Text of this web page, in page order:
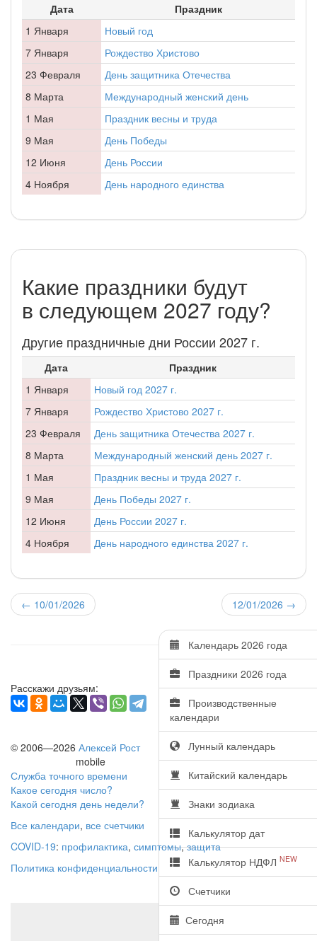
Дата
Праздник
1 Января
Новый год
7 Января
Рождество Христово
23 Февраля
День защитника Отечества
8 Марта
Международный женский день
1 Мая
Праздник весны и труда
9 Мая
День Победы
12 Июня
День России
4 Ноября
День народного единства
Какие праздники будут
в следующем 2027 году?
Другие праздничные дни России 2027 г.
Дата
Праздник
1 Января
Новый год 2027 г.
7 Января
Рождество Христово 2027 г.
23 Февраля
День защитника Отечества 2027 г.
8 Марта
Международный женский день 2027 г.
1 Мая
Праздник весны и труда 2027 г.
9 Мая
День Победы 2027 г.
12 Июня
День России 2027 г.
4 Ноября
День народного единства 2027 г.
← 10/01/2026 12/01/2026 →
Календарь 2026 года
Праздники 2026 года
Производственные
календари
Лунный календарь
Китайский календарь
Знаки зодиака
Калькулятор дат
Калькулятор НДФЛ NEW
Счетчики
Сегодня
Расскажи друзьям:
© 2006—2026 Алексей Рост
mobile
Служба точного времени
Какое сегодня число?
Какой сегодня день недели?
Все календари, все счетчики
COVID-19: профилактика, симптомы,защита
Политика конфиденциальности